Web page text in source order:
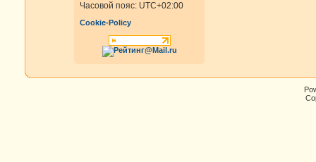
Часовой пояс: UTC+02:00
Cookie-Policy